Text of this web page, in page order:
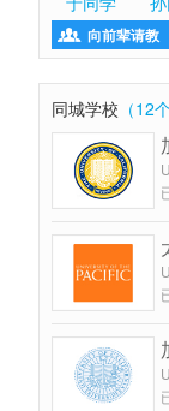
 向前辈请教
同城学校 （12